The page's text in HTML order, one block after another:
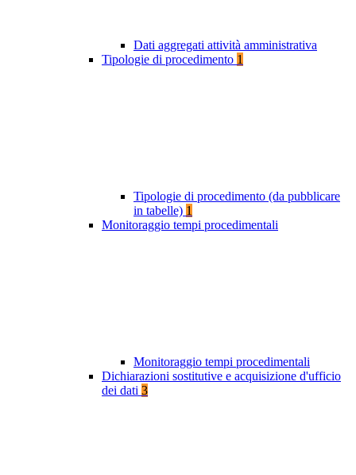
Dati aggregati attività amministrativa
Tipologie di procedimento 1
Tipologie di procedimento (da pubblicare
in tabelle) 1
Monitoraggio tempi procedimentali
Monitoraggio tempi procedimentali
Dichiarazioni sostitutive e acquisizione d'ufficio
dei dati 3